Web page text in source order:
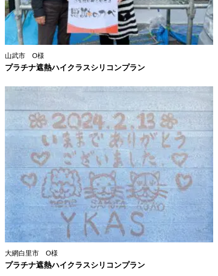
山武市 O様
プラチナ遮熱ハイクラスシリコンプラン
大網白里市 O様
プラチナ遮熱ハイクラスシリコンプラン